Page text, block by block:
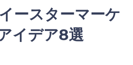
ースターマーケ
イデア8選